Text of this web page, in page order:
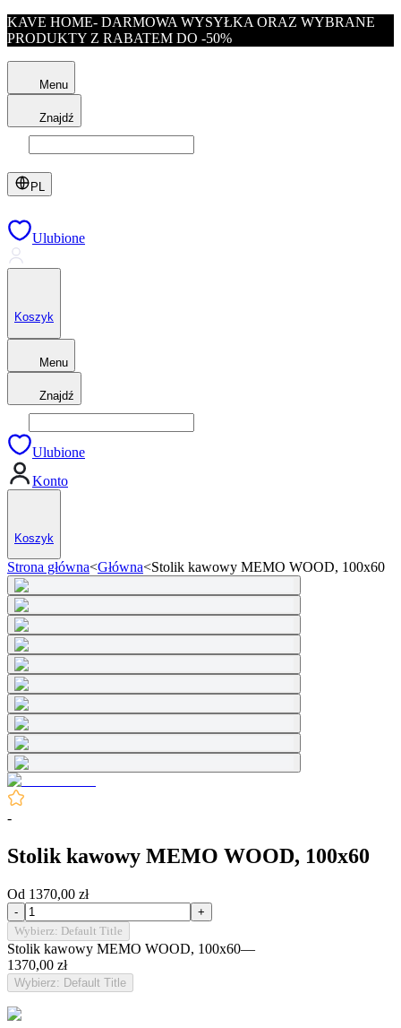
KAVE HOME- DARMOWA WYSYŁKA ORAZ WYBRANE
PRODUKTY Z RABATEM DO -50%
Menu
Znajdź
PL
Ulubione
Koszyk
Menu
Znajdź
Ulubione
Konto
Koszyk
Strona główna<Główna<Stolik kawowy MEMO WOOD, 100x60
-
Stolik kawowy MEMO WOOD, 100x60
Od 1370,00 zł
-
+
Wybierz: Default Title
Stolik kawowy MEMO WOOD, 100x60—
1370,00 zł
Wybierz: Default Title